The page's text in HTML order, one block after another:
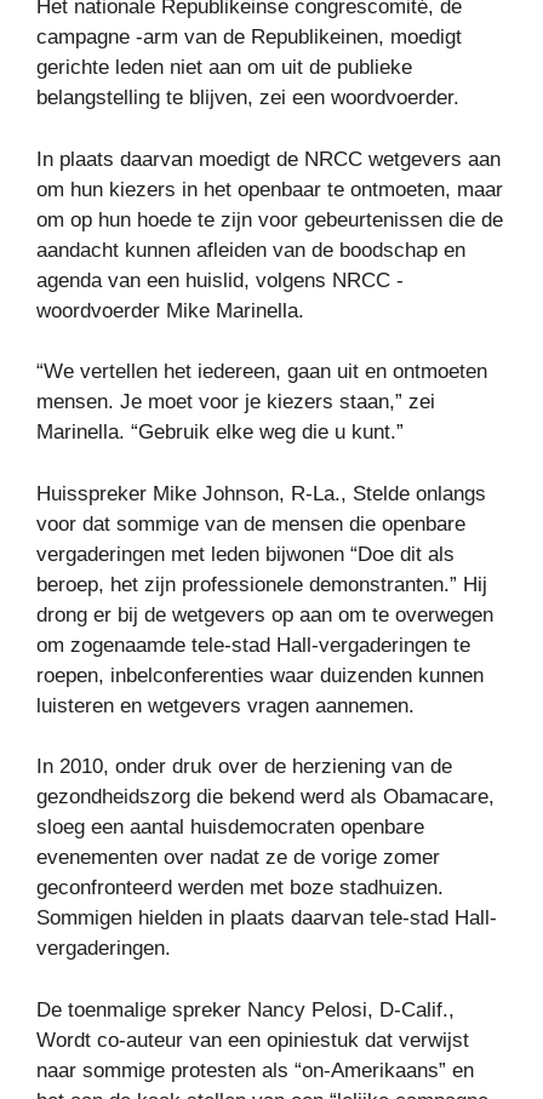
Het nationale Republikeinse congrescomité, de
campagne -arm van de Republikeinen, moedigt
gerichte leden niet aan om uit de publieke
belangstelling te blijven, zei een woordvoerder.
In plaats daarvan moedigt de NRCC wetgevers aan
om hun kiezers in het openbaar te ontmoeten, maar
om op hun hoede te zijn voor gebeurtenissen die de
aandacht kunnen afleiden van de boodschap en
agenda van een huislid, volgens NRCC -
woordvoerder Mike Marinella.
“We vertellen het iedereen, gaan uit en ontmoeten
mensen. Je moet voor je kiezers staan,” zei
Marinella. “Gebruik elke weg die u kunt.”
Huisspreker Mike Johnson, R-La., Stelde onlangs
voor dat sommige van de mensen die openbare
vergaderingen met leden bijwonen “Doe dit als
beroep, het zijn professionele demonstranten.” Hij
drong er bij de wetgevers op aan om te overwegen
om zogenaamde tele-stad Hall-vergaderingen te
roepen, inbelconferenties waar duizenden kunnen
luisteren en wetgevers vragen aannemen.
In 2010, onder druk over de herziening van de
gezondheidszorg die bekend werd als Obamacare,
sloeg een aantal huisdemocraten openbare
evenementen over nadat ze de vorige zomer
geconfronteerd werden met boze stadhuizen.
Sommigen hielden in plaats daarvan tele-stad Hall-
vergaderingen.
De toenmalige spreker Nancy Pelosi, D-Calif.,
Wordt co-auteur van een opiniestuk dat verwijst
naar sommige protesten als “on-Amerikaans” en